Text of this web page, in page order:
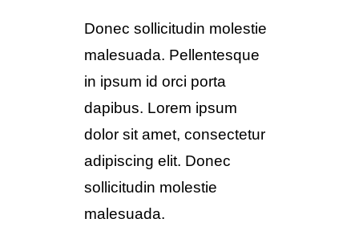
Donec sollicitudin molestie
malesuada. Pellentesque
in ipsum id orci porta
dapibus. Lorem ipsum
dolor sit amet, consectetur
adipiscing elit. Donec
sollicitudin molestie
malesuada.